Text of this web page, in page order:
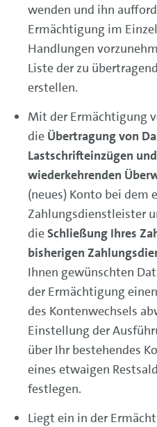
wenden und ihn
Ermächtigung im
Handlungen
Liste der zu
erstellen.
Mit der Ermächtigung
die Übertragung von
wiederkehrenden
(neues) Konto bei dem
Zahlungsdienstleister
dieSchließung Ihres
bisherigen
Ihnen gewünschten
der Ermächtigung
des Kontenwechsels
Einstellung der
über Ihr bestehendes
eines etwaigen
festlegen.
Liegt ein in der